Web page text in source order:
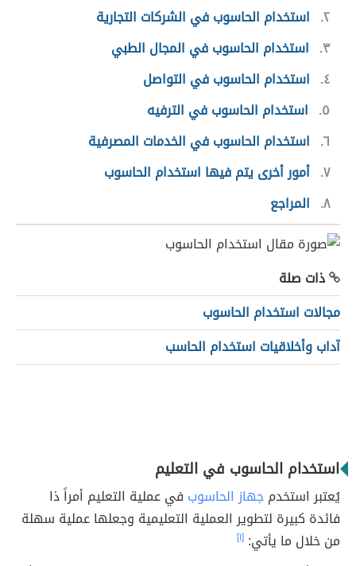
٢ استخدام الحاسوب في الشركات التجارية
٣
استخدام الحاسوب في المجال الطبي
٤
استخدام الحاسوب في التواصل
٥
استخدام الحاسوب في الترفيه
٦ استخدام الحاسوب في الخدمات المصرفية
٧ أمور أخرى يتم فيها استخدام الحاسوب
٨ المراجع
ذات صلة
مجالات استخدام الحاسوب
آداب وأخلاقيات استخدام الحاسب
استخدام الحاسوب في التعليم
يُعتبر استخدمجهاز الحاسوب في عملية التعليم أمراً ذا
فائدة كبيرة لتطوير العملية التعليمية وجعلها عملية سهلة
من خلال ما يأتي: [١]